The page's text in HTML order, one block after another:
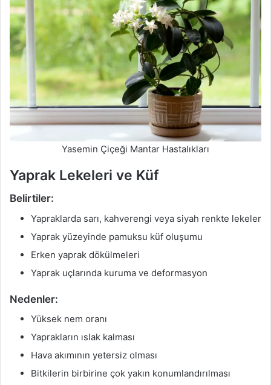
Yasemin Çiçeği Mantar Hastalıkları
Yaprak Lekeleri ve Küf
Belirtiler:
Yapraklarda sarı, kahverengi veya siyah renkte lekeler
Yaprak yüzeyinde pamuksu küf oluşumu
Erken yaprak dökülmeleri
Yaprak uçlarında kuruma ve deformasyon
Nedenler:
Yüksek nem oranı
Yaprakların ıslak kalması
Hava akımının yetersiz olması
Bitkilerin birbirine çok yakın konumlandırılması